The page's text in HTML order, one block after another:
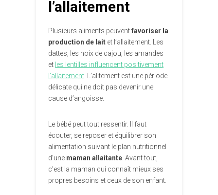
l’allaitement
Plusieurs aliments peuventfavoriser la
production de lait et l’allaitement. Les
dattes, les noix de cajou, les amandes
et les lentilles influencent positivement
l’allaitement. L’alitement est une période
délicate qui ne doit pas devenir une
cause d’angoisse.
Le bébé peut tout ressentir. Il faut
écouter, se reposer et équilibrer son
alimentation suivant le plan nutritionnel
d’une maman allaitante. Avant tout,
c’est la maman qui connaît mieux ses
propres besoins et ceux de son enfant.